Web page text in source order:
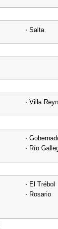
· Salta
· Villa
·
· Río
· El Trébol
· Rosario